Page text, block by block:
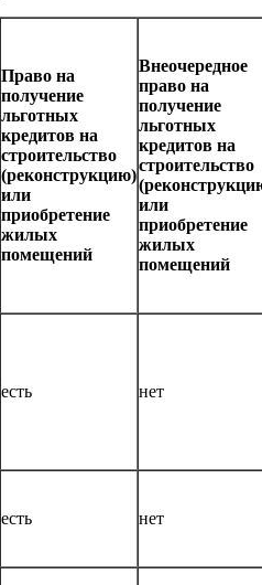
Право на
получение
льготных
кредитов на
строительство
(реконструкцию)
или
приобретение
жилых
помещений
Внеочередное
право на
получение
льготных
кредитов на
строительство
или
приобретение
жилых
помещений
есть нет
есть нет